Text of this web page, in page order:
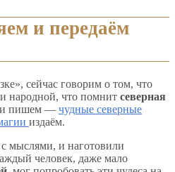
и передаём
сейчас говорим о том, что
народной, что помнит северная
пишем — чудные северные
издаём.
мыслями, и наготовили
человек, даже мало